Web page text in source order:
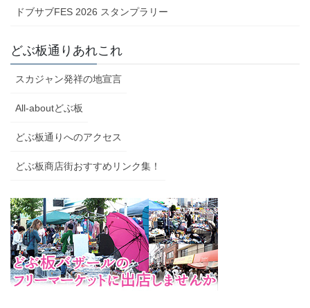
ドブサブFES 2026 スタンプラリー
どぶ板通りあれこれ
スカジャン発祥の地宣言
All-aboutどぶ板
どぶ板通りへのアクセス
どぶ板商店街おすすめリンク集！